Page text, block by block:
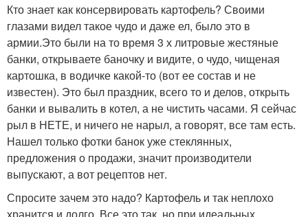
Кто знает как консервировать картофель? Своими
глазами видел такое чудо и даже ел, было это в
армии.Это были на то время 3 х литровые жестяные
банки, открываете баночку и видите, о чудо, чищеная
картошка, в водичке какой-то (вот ее состав и не
известен). Это был праздник, всего то и делов, открыть
банки и вывалить в котел, а не чистить часами. Я сейчас
рыл в НЕТЕ, и ничего не нарыл, а говорят, все там есть.
Нашел только фотки банок уже стеклянных,
предложения о продажи, значит производители
выпускают, а вот рецептов нет.
Спросите зачем это надо? Картофель и так неплохо